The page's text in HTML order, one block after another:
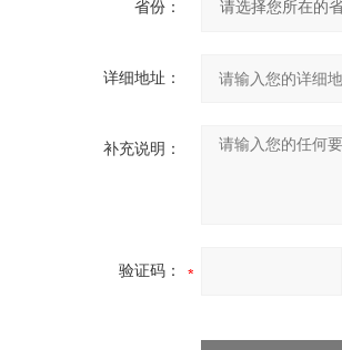
省份：
详细地址：
补充说明：
验证码：